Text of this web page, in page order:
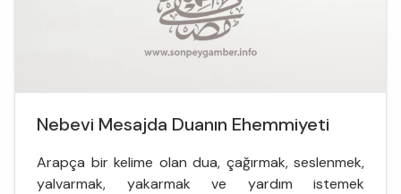
Nebevi Mesajda Duanın Ehemmiyeti
Arapça bir kelime olan dua, çağırmak, seslenmek,
yalvarmak, yakarmak ve yardım istemek